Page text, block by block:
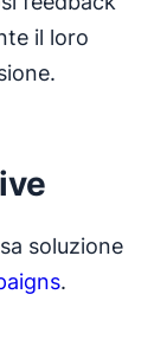
il loro
soluzione
.